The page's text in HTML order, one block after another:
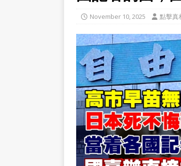
November 10, 2025 點擊真